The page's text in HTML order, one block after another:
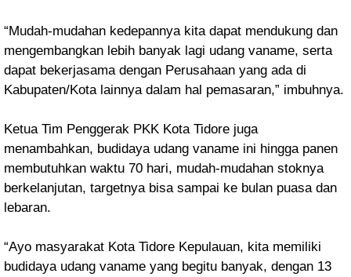
“Mudah-mudahan kedepannya kita dapat mendukung dan
mengembangkan lebih banyak lagi udang vaname, serta
dapat bekerjasama dengan Perusahaan yang ada di
Kabupaten/Kota lainnya dalam hal pemasaran,” imbuhnya.
Ketua Tim Penggerak PKK Kota Tidore juga
menambahkan, budidaya udang vaname ini hingga panen
membutuhkan waktu 70 hari, mudah-mudahan stoknya
berkelanjutan, targetnya bisa sampai ke bulan puasa dan
lebaran.
“Ayo masyarakat Kota Tidore Kepulauan, kita memiliki
budidaya udang vaname yang begitu banyak, dengan 13